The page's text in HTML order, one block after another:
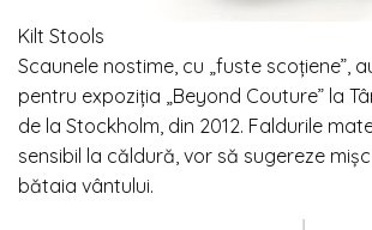
Kilt Stools
Scaunele nostime, cu „fuste scoțiene”,
pentru expoziția „Beyond Couture” la
de la Stockholm, din 2012. Faldurile
sensibil la căldură, vor să sugereze
bătaia vântului.